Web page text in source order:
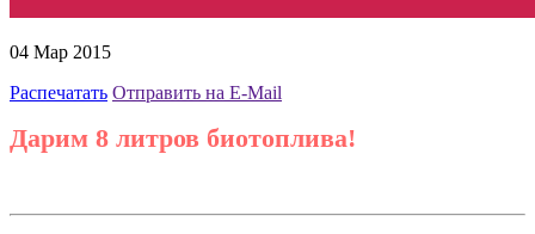
04 Мар 2015
Распечатать Отправить на E-Mail
Дарим 8 литров биотоплива!